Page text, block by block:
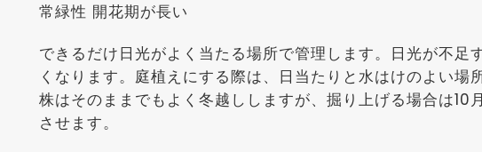
常緑性 開花期が長い
できるだけ日光がよく当たる場所で管理します。日光が不足
くなります。庭植えにする際は、日当たりと水はけのよい
株はそのままでもよく冬越ししますが、掘り上げる場合は10
させます。